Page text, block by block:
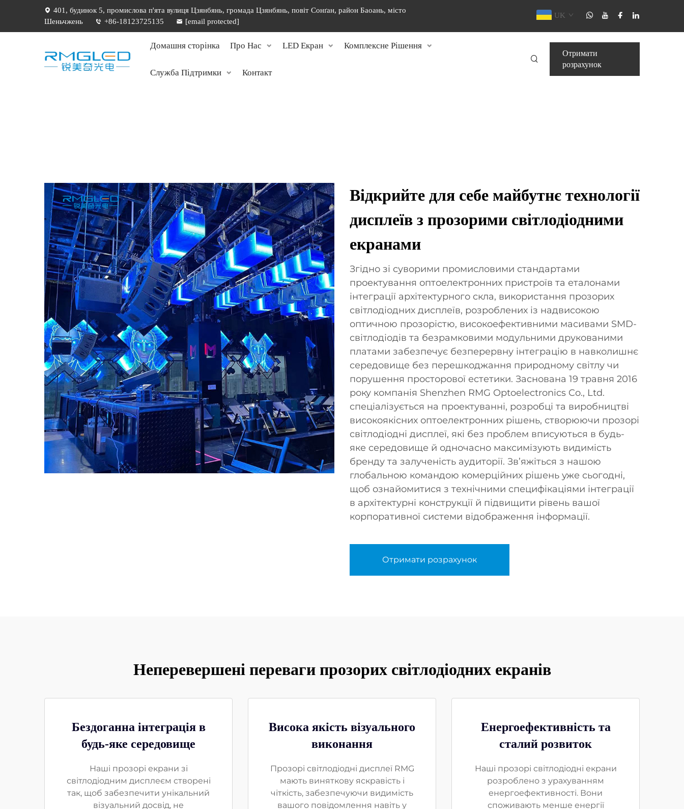
401, будинок 5, промислова п'ята вулиця Цзянбянь, громада Цзянбянь, повіт Сонґан, район Баоань, місто
Шеньчжень
+86-18123725135 [email protected]
UK
Домашня сторінка Про Нас LED Екран Комплексне Рішення
Служба Підтримки Контакт
Отримати
розрахунок
Відкрийте для себе майбутнє технології
дисплеїв з прозорими світлодіодними
екранами
Згідно зі суворими промисловими стандартами
проектування оптоелектронних пристроїв та еталонами
інтеграції архітектурного скла, використання прозорих
світлодіодних дисплеїв, розроблених із надвисокою
оптичною прозорістю, високоефективними масивами SMD-
світлодіодів та безрамковими модульними друкованими
платами забезпечує безперервну інтеграцію в навколишнє
середовище без перешкоджання природному світлу чи
порушення просторової естетики. Заснована 19 травня 2016
року компанія Shenzhen RMG Optoelectronics Co., Ltd.
спеціалізується на проектуванні, розробці та виробництві
високоякісних оптоелектронних рішень, створюючи прозорі
світлодіодні дисплеї, які без проблем вписуються в будь-
яке середовище й одночасно максимізують видимість
бренду та залученість аудиторії. Зв’яжіться з нашою
глобальною командою комерційних рішень уже сьогодні,
щоб ознайомитися з технічними специфікаціями інтеграції
в архітектурні конструкції й підвищити рівень вашої
корпоративної системи відображення інформації.
Отримати розрахунок
Неперевершені переваги прозорих світлодіодних екранів
Бездоганна інтеграція в
будь-яке середовище
Наші прозорі екрани зі
світлодіодним дисплеєм створені
так, щоб забезпечити унікальний
візуальний досвід, не
Висока якість візуального
виконання
Прозорі світлодіодні дисплеї RMG
мають виняткову яскравість і
чіткість, забезпечуючи видимість
вашого повідомлення навіть у
Енергоефективність та
сталий розвиток
Наші прозорі світлодіодні екрани
розроблено з урахуванням
енергоефективності. Вони
споживають менше енергії